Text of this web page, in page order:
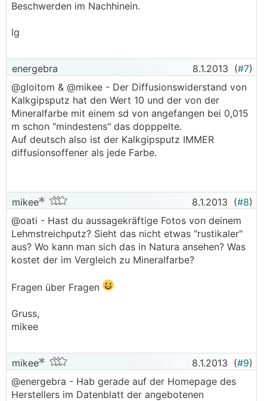
Beschwerden im Nachhinein.
lg
energebra 8.1.2013 (#7)
@gloitom & @mikee - Der Diffusionswiderstand von
Kalkgipsputz hat den Wert 10 und der von der
Mineralfarbe mit einem sd von angefangen bei 0,015
m schon "mindestens" das dopppelte.
Auf deutsch also ist der Kalkgipsputz IMMER
diffusionsoffener als jede Farbe.
mikee 8.1.2013 (#8)
@oati - Hast du aussagekräftige Fotos von deinem
Lehmstreichputz? Sieht das nicht etwas "rustikaler"
aus? Wo kann man sich das in Natura ansehen? Was
kostet der im Vergleich zu Mineralfarbe?
Fragen über Fragen
Gruss,
mikee
mikee 8.1.2013 (#9)
@energebra - Hab gerade auf der Homepage des
Herstellers im Datenblatt der angebotenen